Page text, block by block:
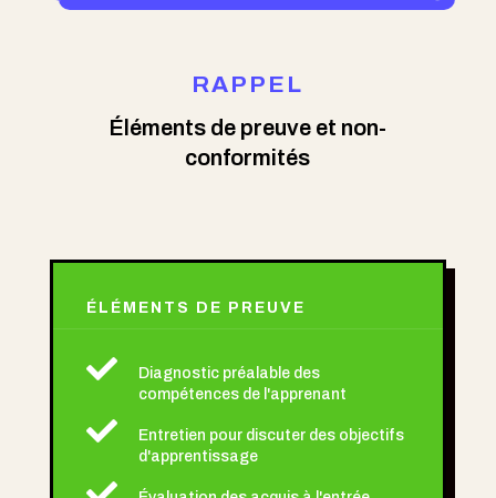
RAPPEL
Éléments de preuve et non-
conformités
ÉLÉMENTS DE PREUVE

Diagnostic préalable des
compétences de l'apprenant

Entretien pour discuter des objectifs
d'apprentissage